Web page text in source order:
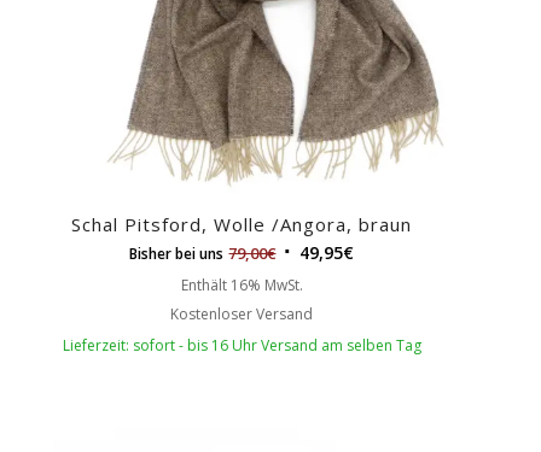
Schal Pitsford, Wolle /Angora, braun
Bisher bei uns 79,00€ 49,95€
Enthält 16% MwSt.
Kostenloser Versand
Lieferzeit: sofort - bis 16 Uhr Versand am selben Tag